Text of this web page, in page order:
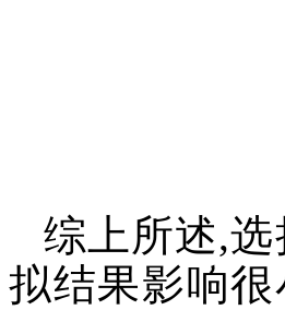
综上所述,
拟结果影响